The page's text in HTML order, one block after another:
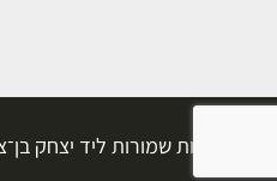
כל הזכויות שמורות ליד יצחק